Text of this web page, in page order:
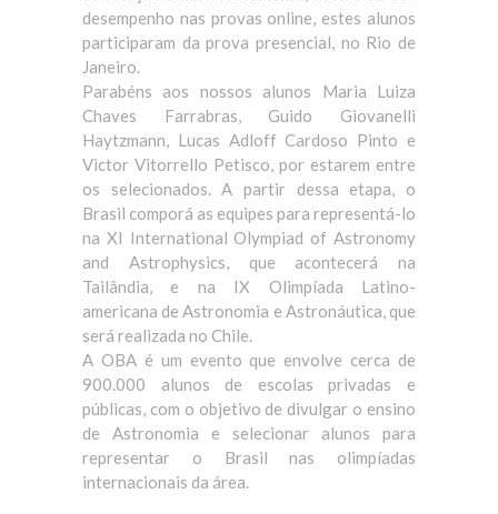
desempenho nas provas online, estes alunos
participaram da prova presencial, no Rio de
Janeiro.
Parabéns aos nossos alunos Maria Luiza
Chaves Farrabras, Guido Giovanelli
Haytzmann, Lucas Adloff Cardoso Pinto e
Victor Vitorrello Petisco, por estarem entre
os selecionados. A partir dessa etapa, o
Brasil comporá as equipes para representá-lo
na XI International Olympiad of Astronomy
and Astrophysics, que acontecerá na
Tailândia, e na IX Olimpíada Latino-
americana de Astronomia e Astronáutica, que
será realizada no Chile.
A OBA é um evento que envolve cerca de
900.000 alunos de escolas privadas e
públicas, com o objetivo de divulgar o ensino
de Astronomia e selecionar alunos para
representar o Brasil nas olimpíadas
internacionais da área.